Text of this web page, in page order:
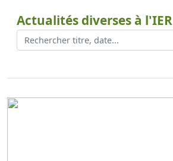
Actualités diverses à l'IER